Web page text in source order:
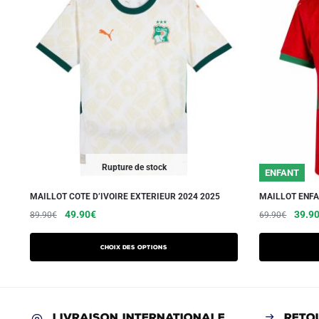
Rupture de stock
MAILLOT COTE D’IVOIRE EXTERIEUR 2024 2025
89.90€
Le
était :
49.90€Le
actuel
est :
Choix des options
Ce
produit
a
ENFANT
MAILLOT
69.90€
Le
était :